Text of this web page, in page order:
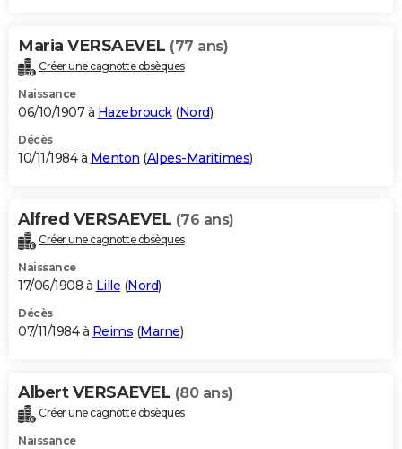
Maria VERSAEVEL (77 ans)
Créer une cagnotte obsèques
Naissance
06/10/1907 à Hazebrouck(Nord)
Décès
10/11/1984 à Menton (Alpes-Maritimes)
Alfred VERSAEVEL (76 ans)
Créer une cagnotte obsèques
Naissance
17/06/1908 à Lille (Nord)
Décès
07/11/1984 à Reims (Marne)
Albert VERSAEVEL (80 ans)
Créer une cagnotte obsèques
Naissance